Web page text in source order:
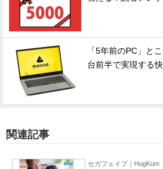
「5年前のPC」と
台前半で実現する
関連記事
セガフェイブ｜HugKum